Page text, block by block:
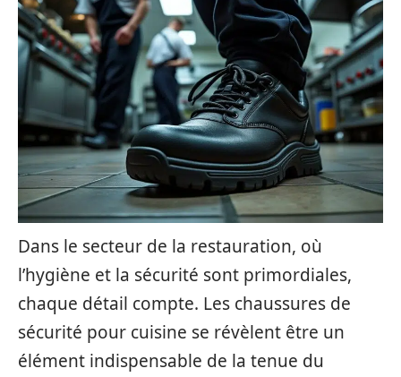
Dans le secteur de la restauration, où
l’hygiène et la sécurité sont primordiales,
chaque détail compte. Les chaussures de
sécurité pour cuisine se révèlent être un
élément indispensable de la tenue du